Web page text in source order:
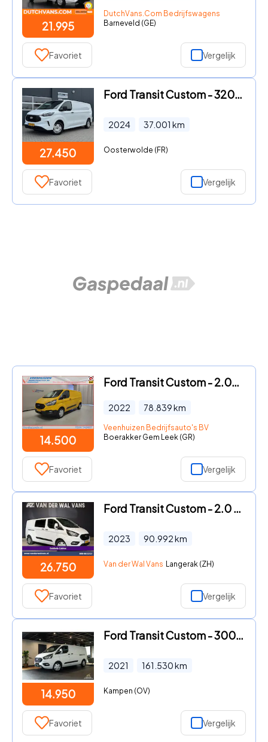
21.995
DutchVans.Com Bedrijfswagens
Barneveld (GE)
Favoriet Vergelijk
27.450
Ford Transit Custom - 320 2.0 TDCI L2H1 Trend 136pk | Navi | Carplay | BLIS | Came
2024 37.001 km
Oosterwolde (FR)
Favoriet Vergelijk
14.500
Ford Transit Custom - 2.0TDCI L2/H1 2800kg Trekgewicht Euro 6
2022 78.839km
Veenhuizen Bedrijfsauto's BV
Boerakker Gem Leek (GR)
Favoriet Vergelijk
26.750
Ford Transit Custom - 2.0 TDCI 131pk L2H1 Dubbele Cabine Euro6 Airco | 6-Zits | Cr
2023 90.992km
Van der Wal Vans Langerak (ZH)
Favoriet Vergelijk
14.950
Ford Transit Custom - 300 2.0 TDCI L2H1 Limited | Camera | 2x Schuifdeur | Cruise
2021 161.530km
Kampen (OV)
Favoriet Vergelijk